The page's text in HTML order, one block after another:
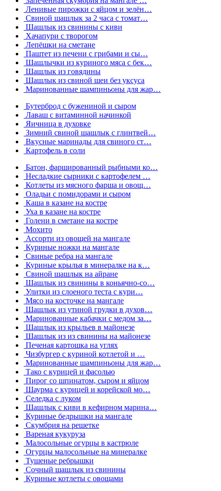
Ленивые пирожки с яйцом и зелён…
Свиной шашлык за 2 часа с томат…
Шашлык из свинины с киви
Хачапури с творогом
Лепёшки на сметане
Паштет из печени с грибами и сы…
Шашлычки из куриного мяса с бек…
Шашлык из говядины
Шашлык из свиной шеи без уксуса
Маринованные шампиньоны для жар…
Бутерброд с бужениной и сыром
Лаваш с витаминной начинкой
Яичница в духовке
Зимний свиной шашлык с глинтвей…
Вкусные маринады для свиного ст…
Картофель в соли
Батон, фаршированный рыбными ко…
Несладкие сырники с картофелем …
Котлеты из мясного фарша и овощ…
Оладьи с помидорами и сыром
Каша в казане на костре
Уха в казане на костре
Голени в сметане на костре
Мохито
Ассорти из овощей на мангале
Куриные ножки на мангале
Свиные ребра на мангале
Куриные крылья в минералке на к…
Свиной шашлык на айране
Шашлык из свинины в коньячно-со…
Улитки из слоеного теста с кури…
Мясо на косточке на мангале
Шашлык из утиной грудки в духов…
Маринованные кабачки с медом за…
Шашлык из крыльев в майонезе
Шашлык из из свинины на майонезе
Печеная картошка на углях
Чизбургер с куриной котлетой и …
Маринованные шампиньоны для жар…
Тако с курицей и фасолью
Пирог со шпинатом, сыром и яйцом
Шаурма с курицей и корейской мо…
Селедка с луком
Шашлык с киви в кефирном марина…
Куриные бедрышки на мангале
Скумбрия на решетке
Вареная кукуруза
Малосольные огурцы в кастрюле
Огурцы малосольные на минералке
Тушеные ребрышки
Сочный шашлык из свинины
Куриные котлеты с овощами